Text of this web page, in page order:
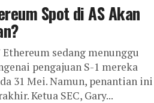
Spot di AS Akan
sedang menunggu
pengajuan S-1 mereka
31 Mei. Namun, penantian ini
Ketua SEC, Gary...